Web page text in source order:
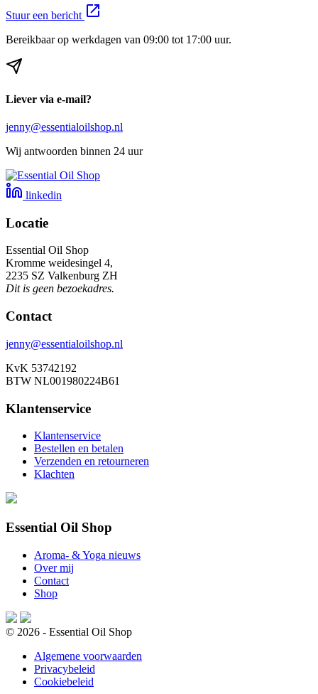
Stuur een bericht
Bereikbaar op werkdagen van 09:00 tot 17:00 uur.
Liever via e-mail?
jenny@essentialoilshop.nl
Wij antwoorden binnen 24 uur
linkedin
Locatie
Essential Oil Shop
Kromme weidesingel 4,
2235 SZ Valkenburg ZH
Dit is geen bezoekadres.
Contact
jenny@essentialoilshop.nl
KvK 53742192
BTW NL001980224B61
Klantenservice
Klantenservice
Bestellen en betalen
Verzenden en retourneren
Klachten
Essential Oil Shop
Aroma- & Yoga nieuws
Over mij
Contact
Shop
© 2026 - Essential Oil Shop
Algemene voorwaarden
Privacybeleid
Cookiebeleid